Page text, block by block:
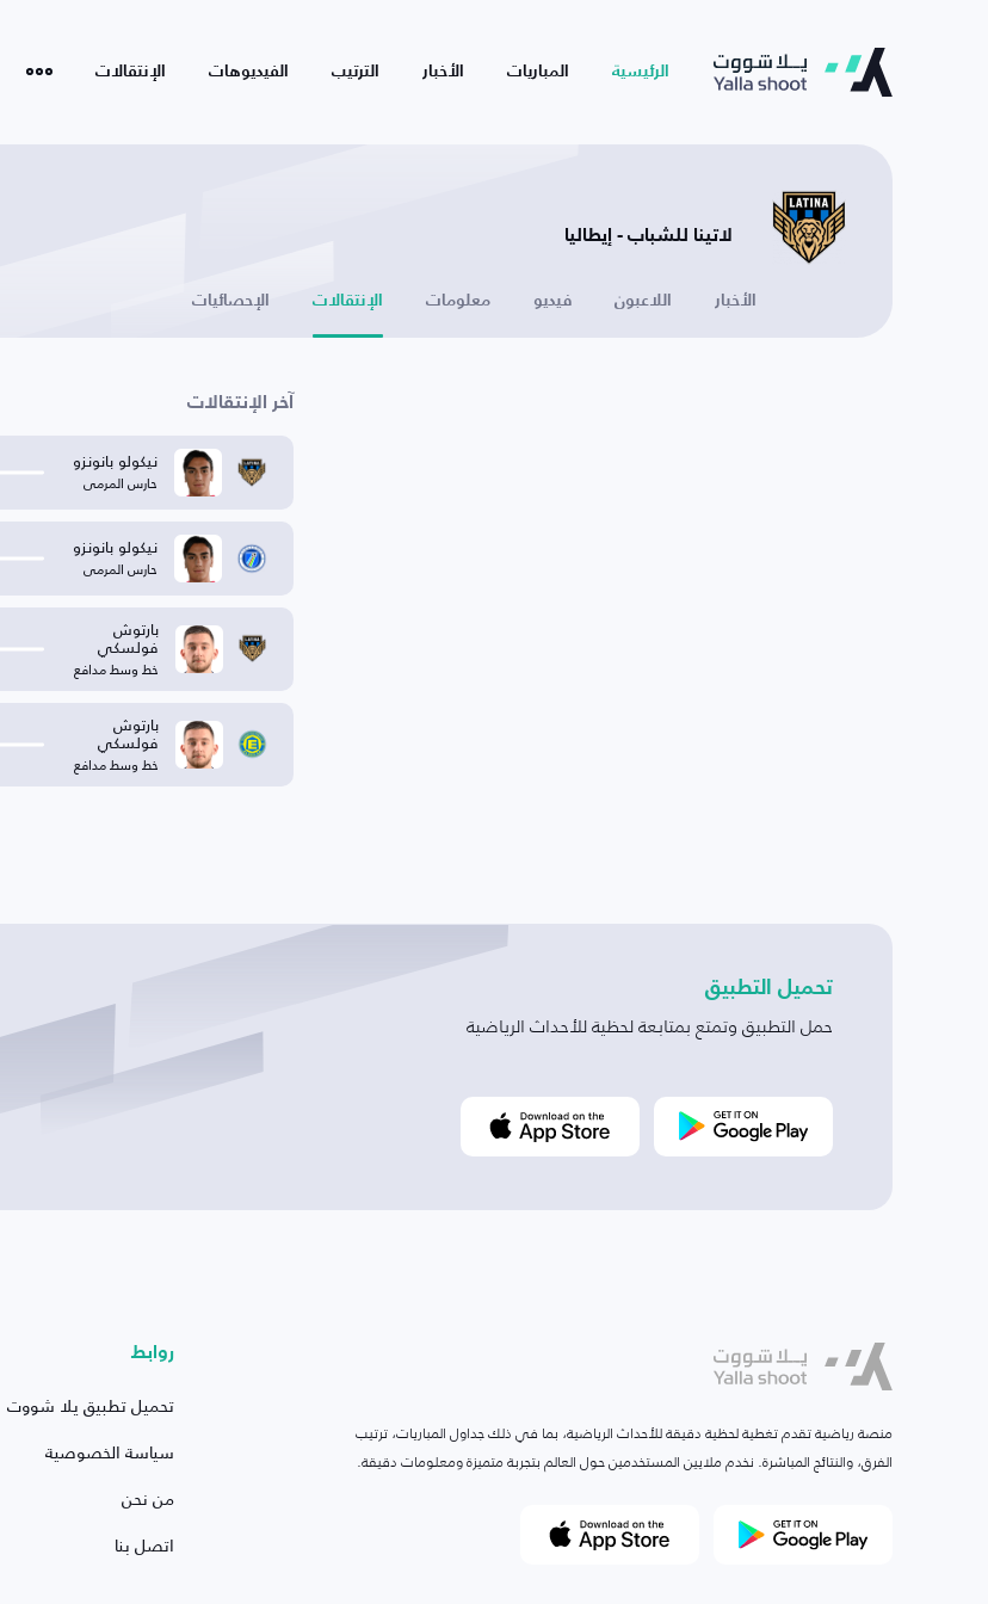
الرئيسية المباريات الأخبار الترتيب الفيديوهات الإنتقالات
لاتينا للشباب - إيطاليا
الأخبار اللاعبون فيديو معلومات الإنتقالات الإحصائيات
آخر الإنتقالات
نيكولو بانونزو
حارس المرمى
نيكولو بانونزو
حارس المرمى
بارتوش
فولسكي
خط وسط مدافع
بارتوش
فولسكي
خط وسط مدافع
تحميل التطبيق
حمل التطبيق وتمتع بمتابعة لحظية للأحداث الرياضية
منصة رياضية تقدم تغطية لحظية دقيقة للأحداث الرياضية، بما في ذلك جداول المباريات، ترتيب
الفرق، والنتائج المباشرة. نخدم ملايين المستخدمين حول العالم بتجربة متميزة ومعلومات دقيقة.
روابط
تحميل تطبيق يلا شووت
سياسة الخصوصية
من نحن
اتصل بنا